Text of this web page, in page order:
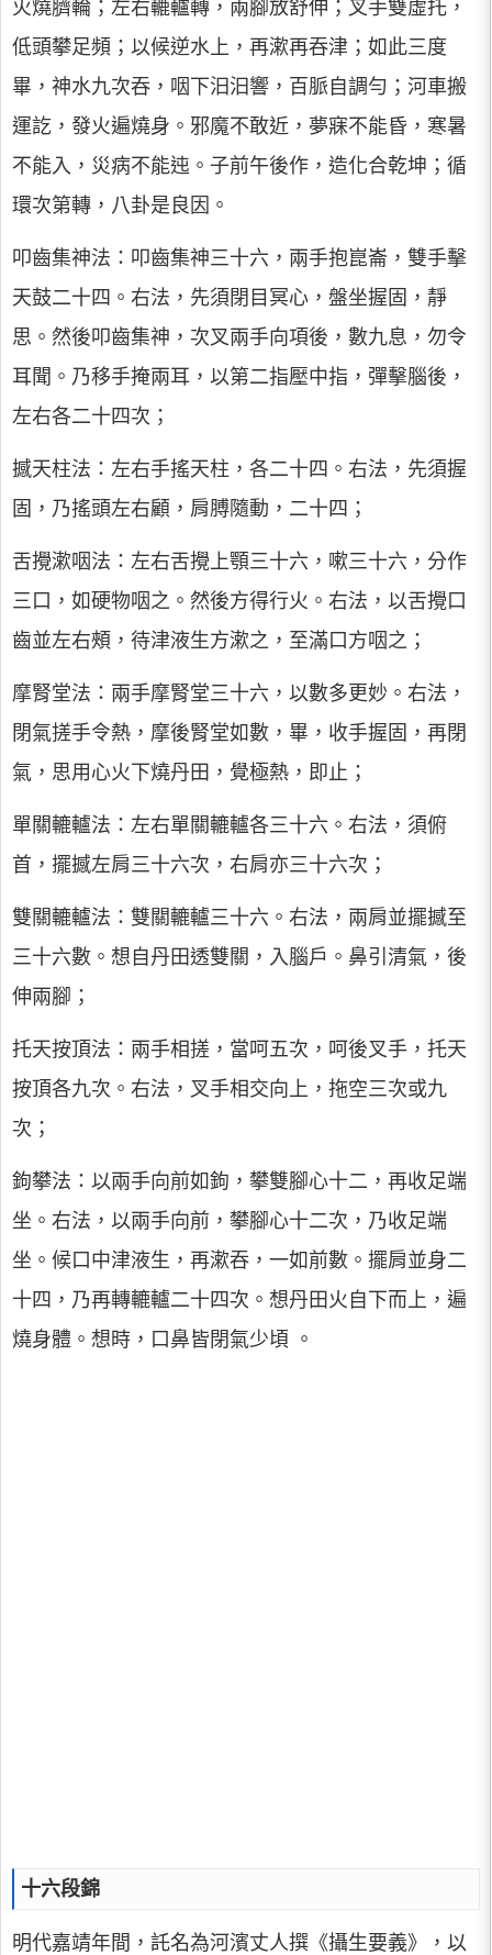
火燒臍輪；左右轆轤轉，兩腳放舒伸；叉手雙虛托，
低頭攀足頻；以候逆水上，再漱再吞津；如此三度
畢，神水九次吞，咽下汩汩響，百脈自調勻；河車搬
運訖，發火遍燒身。邪魔不敢近，夢寐不能昏，寒暑
不能入，災病不能迍。子前午後作，造化合乾坤；循
環次第轉，八卦是良因。
叩齒集神法：叩齒集神三十六，兩手抱崑崙，雙手擊
天鼓二十四。右法，先須閉目冥心，盤坐握固，靜
思。然後叩齒集神，次叉兩手向項後，數九息，勿令
耳聞。乃移手掩兩耳，以第二指壓中指，彈擊腦後，
左右各二十四次；
撼天柱法：左右手搖天柱，各二十四。右法，先須握
固，乃搖頭左右顧，肩膊隨動，二十四；
舌攪漱咽法：左右舌攪上顎三十六，嗽三十六，分作
三口，如硬物咽之。然後方得行火。右法，以舌攪口
齒並左右頰，待津液生方漱之，至滿口方咽之；
摩腎堂法：兩手摩腎堂三十六，以數多更妙。右法，
閉氣搓手令熱，摩後腎堂如數，畢，收手握固，再閉
氣，思用心火下燒丹田，覺極熱，即止；
單關轆轤法：左右單關轆轤各三十六。右法，須俯
首，擺撼左肩三十六次，右肩亦三十六次；
雙關轆轤法：雙關轆轤三十六。右法，兩肩並擺撼至
三十六數。想自丹田透雙關，入腦戶。鼻引清氣，後
伸兩腳；
托天按頂法：兩手相搓，當呵五次，呵後叉手，托天
按頂各九次。右法，叉手相交向上，拖空三次或九
次；
鉤攀法：以兩手向前如鉤，攀雙腳心十二，再收足端
坐。右法，以兩手向前，攀腳心十二次，乃收足端
坐。候口中津液生，再漱吞，一如前數。擺肩並身二
十四，乃再轉轆轤二十四次。想丹田火自下而上，遍
燒身體。想時，口鼻皆閉氣少頃 。
十六段錦
明代嘉靖年間，託名為河濱丈人撰《攝生要義》，以